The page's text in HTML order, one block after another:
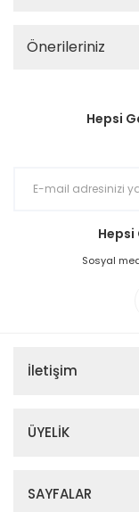
Önerileriniz
Hepsi
Hepsi
Sosyal
İletişim
ÜYELİK
SAYFALAR